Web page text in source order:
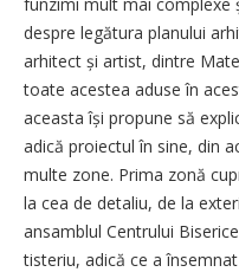
despre legătura planului
arhitect și artist, dintre
toate acestea aduse în
aceasta își propune să
adică proiectul în sine, din
multe zone. Prima zonă
la cea de detaliu, de la
ansamblul Centrului
tisteriu, adică ce a